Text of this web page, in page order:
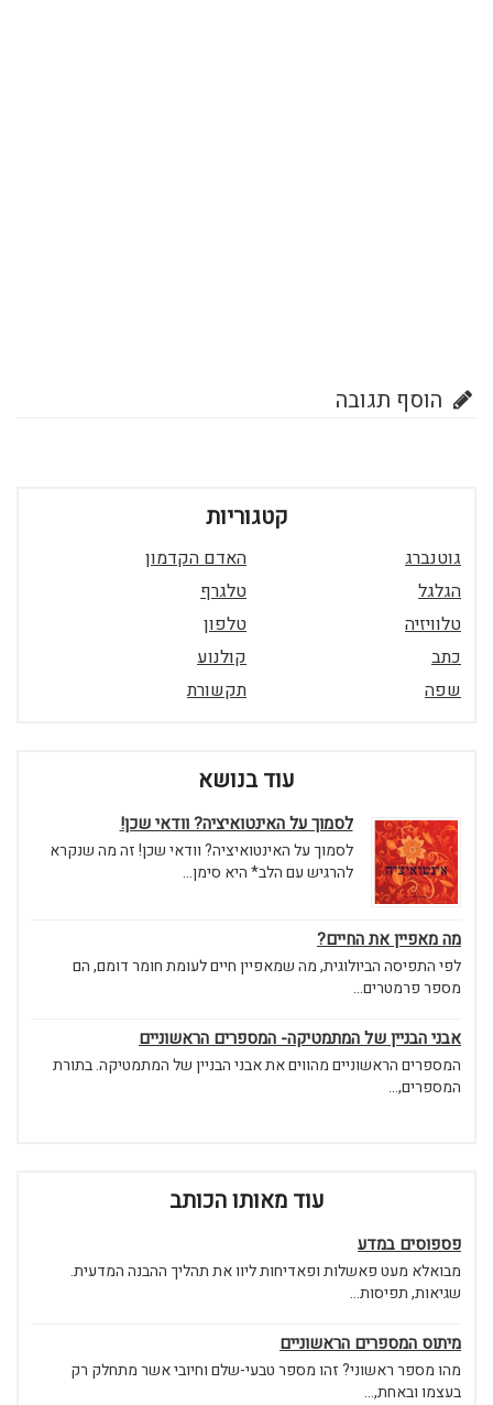
הוסף תגובה
קטגוריות
גוטנברג
האדם הקדמון
הגלגל
טלגרף
טלוויזיה
טלפון
כתב
קולנוע
שפה
תקשורת
עוד בנושא
לסמוך על האינטואיציה? וודאי שכן!
לסמוך על האינטואיציה? וודאי שכן! זה מה שנקרא
להרגיש עם הלב* היא סימן...
מה מאפיין את החיים?
לפי התפיסה הביולוגית, מה שמאפיין חיים לעומת חומר דומם, הם
מספר פרמטרים...
אבני הבניין של המתמטיקה- המספרים הראשוניים
המספרים הראשוניים מהווים את אבני הבניין של המתמטיקה. בתורת
המספרים,...
עוד מאותו הכותב
פספוסים במדע
מבואלא מעט פאשלות ופאדיחות ליוו את תהליך ההבנה המדעית.
שגיאות, תפיסות...
מיתוס המספרים הראשוניים
מהו מספר ראשוני? זהו מספר טבעי-שלם וחיובי אשר מתחלק רק
בעצמו ובאחת,...